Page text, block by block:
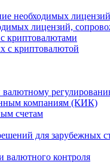
необходимых
лицензий,
криптовалютами
с криптовалютой
компаниям (КИК)
счетам
для зарубежных
валютного контроля